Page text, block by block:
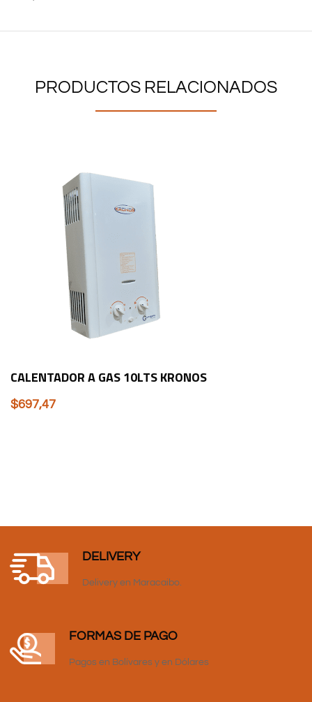
PRODUCTOS RELACIONADOS
CALENTADOR A GAS 10LTS KRONOS
$697,47
DELIVERY
Delivery en Maracaibo.
FORMAS DE PAGO
Pagos en Bolívares y en Dólares